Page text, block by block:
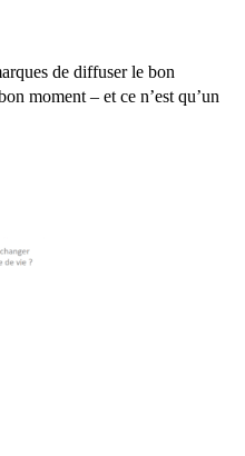
de diffuser le bon
moment – et ce n’est qu’un